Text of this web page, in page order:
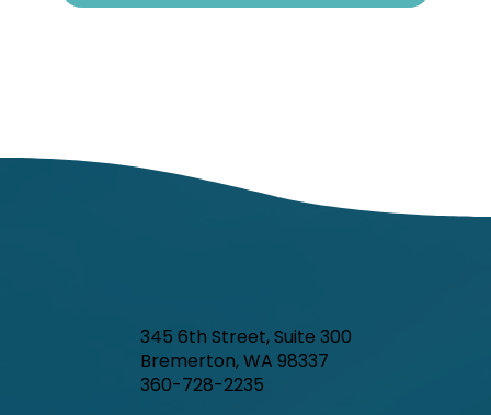
345 6th Street, Suite 300
Bremerton, WA 98337
360-728-2235